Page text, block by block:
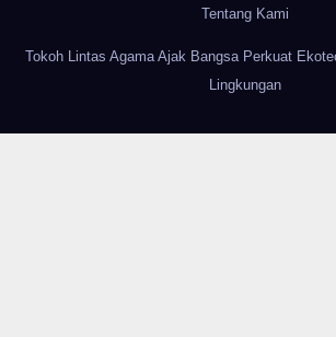
Tentang Kami
Tokoh Lintas Agama Ajak Bangsa Perkuat
Lingkungan